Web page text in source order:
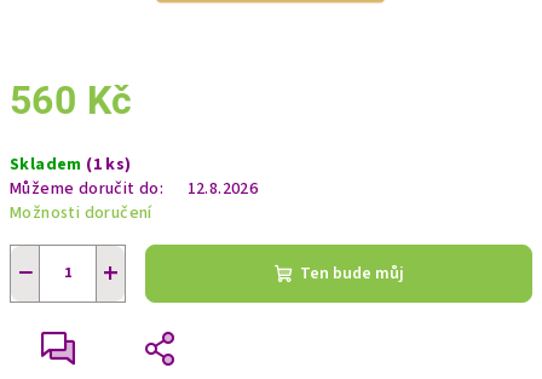
560 Kč
cena:
Skladem (1 ks)
Můžeme doručit do:
12.8.2026
Možnosti doručení
+
− Ten bude můj